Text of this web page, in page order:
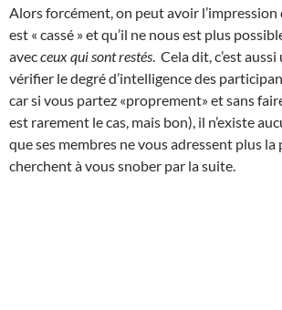
Alors forcément, on peut avoir l’impression
est « cassé » et qu’il ne nous est plus
avecceux qui sont restés . Cela dit, c’est
vérifier le degré d’intelligence des
car si vous partez «proprement» et sans
est rarement le cas, mais bon), il n’existe
que ses membres ne vous adressent plus la
cherchent à vous snober par la suite.